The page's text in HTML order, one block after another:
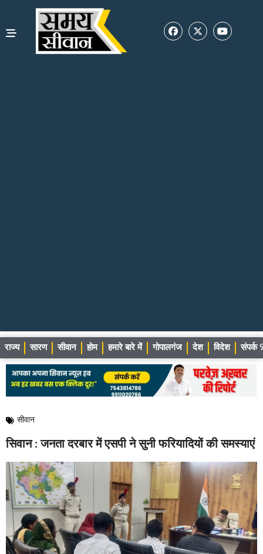
राज्य सारण सीवान होम हमारे बारे में गोपालगंज देश विदेश संपर्क
सीवान
सिवान : जनता दरबार में एसपी ने सुनी फरियादियों की समस्याएं